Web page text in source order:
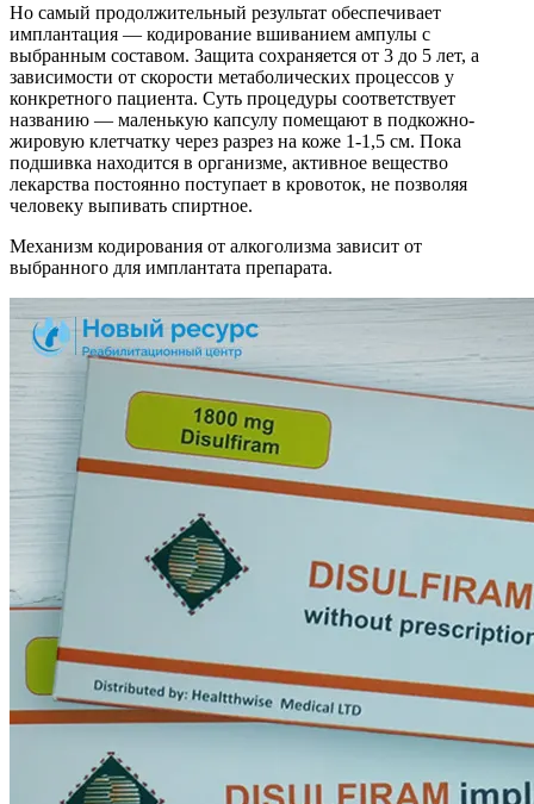
Но самый продолжительный результат обеспечивает
имплантация — кодирование вшиванием ампулы с
выбранным составом. Защита сохраняется от 3 до 5 лет, а
зависимости от скорости метаболических процессов у
конкретного пациента. Суть процедуры соответствует
названию — маленькую капсулу помещают в подкожно-
жировую клетчатку через разрез на коже 1-1,5 см. Пока
подшивка находится в организме, активное вещество
лекарства постоянно поступает в кровоток, не позволяя
человеку выпивать спиртное.
Механизм кодирования от алкоголизма зависит от
выбранного для имплантата препарата.